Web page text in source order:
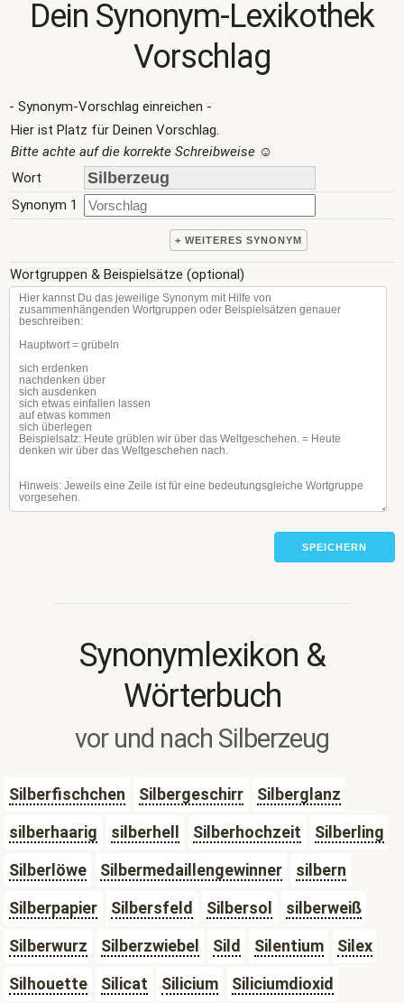
Dein Synonym-Lexikothek
Vorschlag
- Synonym-Vorschlag einreichen -
Hier ist Platz für Deinen Vorschlag.
Bitte achte auf die korrekte Schreibweise ☺
Wort
Synonym 1
+ WEITERES SYNONYM
Wortgruppen & Beispielsätze (optional)
SPEICHERN
Synonymlexikon &
Wörterbuch
vor und nach Silberzeug
Silberfischchen Silbergeschirr
Silberglanz
silberhaarig
silberhell Silberhochzeit
Silberling
Silberlöwe
Silbermedaillengewinner
silbern
Silberpapier
Silbersfeld Silbersol
silberweiß
Silberwurz
Silberzwiebel Sild Silentium
Silex
Silhouette
Silicat Silicium
Siliciumdioxid